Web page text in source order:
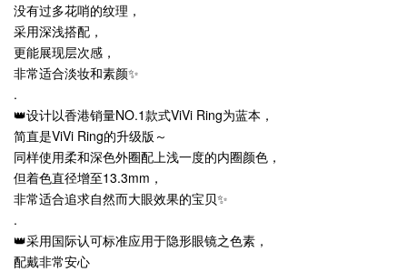
没有过多花哨的纹理，
采用深浅搭配，
更能展现层次感，
非常适合淡妆和素颜✨
.
👑设计以香港销量NO.1款式ViVi Ring为蓝本，
简直是ViVi Ring的升级版～
同样使用柔和深色外圈配上浅一度的内圈颜色，
但着色直径增至13.3mm，
非常适合追求自然而大眼效果的宝贝✨
.
👑采用国际认可标准应用于隐形眼镜之色素，
配戴非常安心